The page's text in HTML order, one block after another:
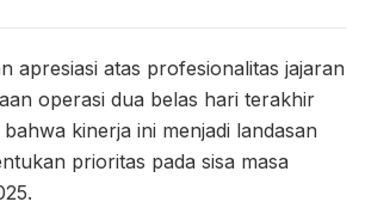
apresiasi atas profesionalitas jajaran
operasi dua belas hari terakhir
kinerja ini menjadi landasan
prioritas pada sisa masa